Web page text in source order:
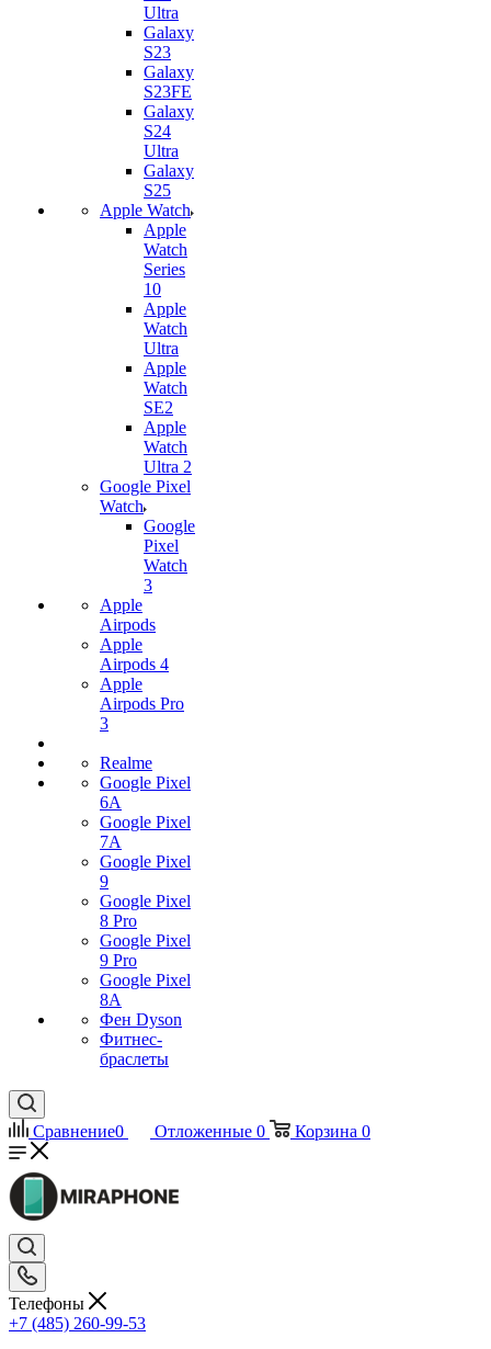
Ultra
Galaxy
S23
Galaxy
S23FE
Galaxy
S24
Ultra
Galaxy
S25
Apple Watch
Apple
Watch
Series
10
Apple
Watch
Ultra
Apple
Watch
SE2
Apple
Watch
Ultra 2
Google Pixel
Watch
Google
Pixel
Watch
3
Apple
Airpods
Apple
Airpods 4
Apple
Airpods Pro
3
Realme
Google Pixel
6A
Google Pixel
7А
Google Pixel
9
Google Pixel
8 Pro
Google Pixel
9 Pro
Google Pixel
8A
Фен Dyson
Фитнес-
браслеты
Сравнение0 Отложенные 0 Корзина 0
Телефоны
+7 (485) 260-99-53